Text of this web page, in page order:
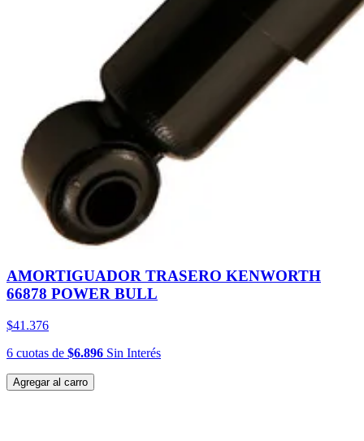
AMORTIGUADOR TRASERO KENWORTH
66878 POWER BULL
$41.376
6 cuotas de $6.896 Sin Interés
Agregar al carro